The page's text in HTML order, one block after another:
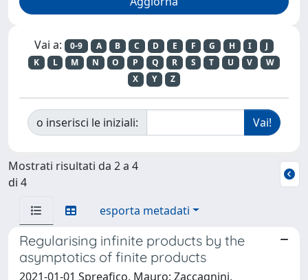
Vai a: 0-9 A B C D E F G H I
J
K
L M N O P Q R S T U V
W
X
Y Z
o inserisci le iniziali:
Mostrati risultati da 2 a 4
di 4
esporta metadati
Regularising infinite products by the
asymptotics of finite products
2021-01-01 Spreafico, Mauro; Zaccagnini,